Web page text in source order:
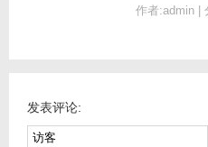
作者:admin |
发表评论: